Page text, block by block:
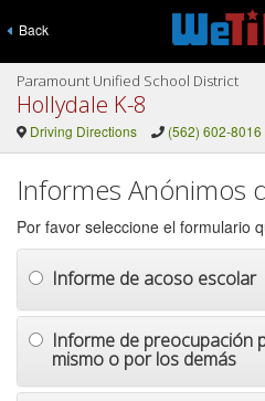
Back
Paramount Unified School District
Hollydale K-8
Driving Directions (562) 602-8016
Informes Anónimos
Por favor seleccione el formulario
Informe de acoso escolar
Informe de preocupación
mismo o por los demás